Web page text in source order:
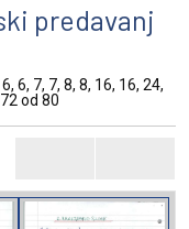
predavanj
6, 7, 7, 8, 8, 16, 16, 24,
od 80